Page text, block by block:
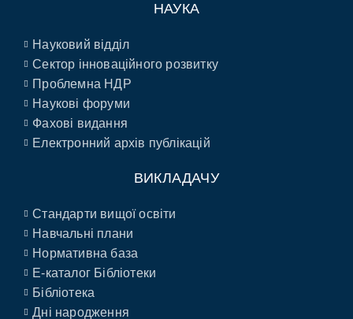
НАУКА
Науковий відділ
Сектор інноваційного розвитку
Проблемна НДР
Наукові форуми
Фахові видання
Електронний архів публікацій
ВИКЛАДАЧУ
Стандарти вищої освіти
Навчальні плани
Нормативна база
E-каталог Бібліотеки
Бібліотека
Дні народження